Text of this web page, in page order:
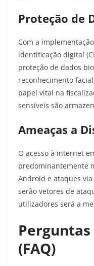
Proteção de
Com a
identificação digital
proteção de dados
reconhecimento
papel vital na
sensíveis são
Ameaças a
O acesso à internet
predominantemente
Android e ataques
serão vetores de
utilizadores será a
(FAQ)